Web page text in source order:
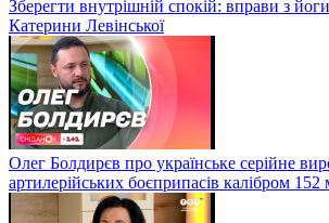
Зберегти внутрішній спокій: вправи з
Катерини Левінської
Олег Болдирєв про українське серійне
артилерійських боєприпасів калібром 152